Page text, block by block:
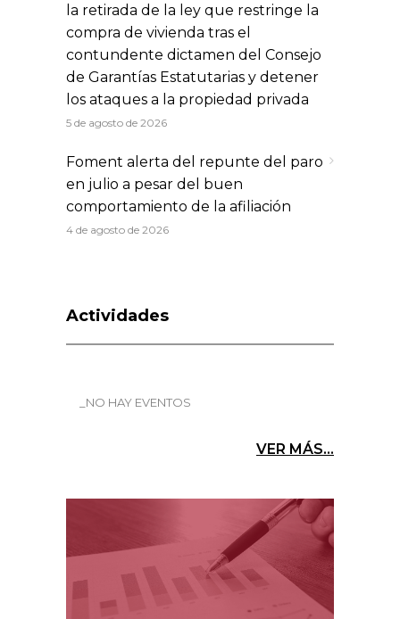
la retirada de la ley que restringe la
compra de vivienda tras el
contundente dictamen del Consejo
de Garantías Estatutarias y detener
los ataques a la propiedad privada
5 de agosto de 2026
Foment alerta del repunte del paro
en julio a pesar del buen
comportamiento de la afiliación
4 de agosto de 2026
Actividades
_NO HAY EVENTOS
VER MÁS...